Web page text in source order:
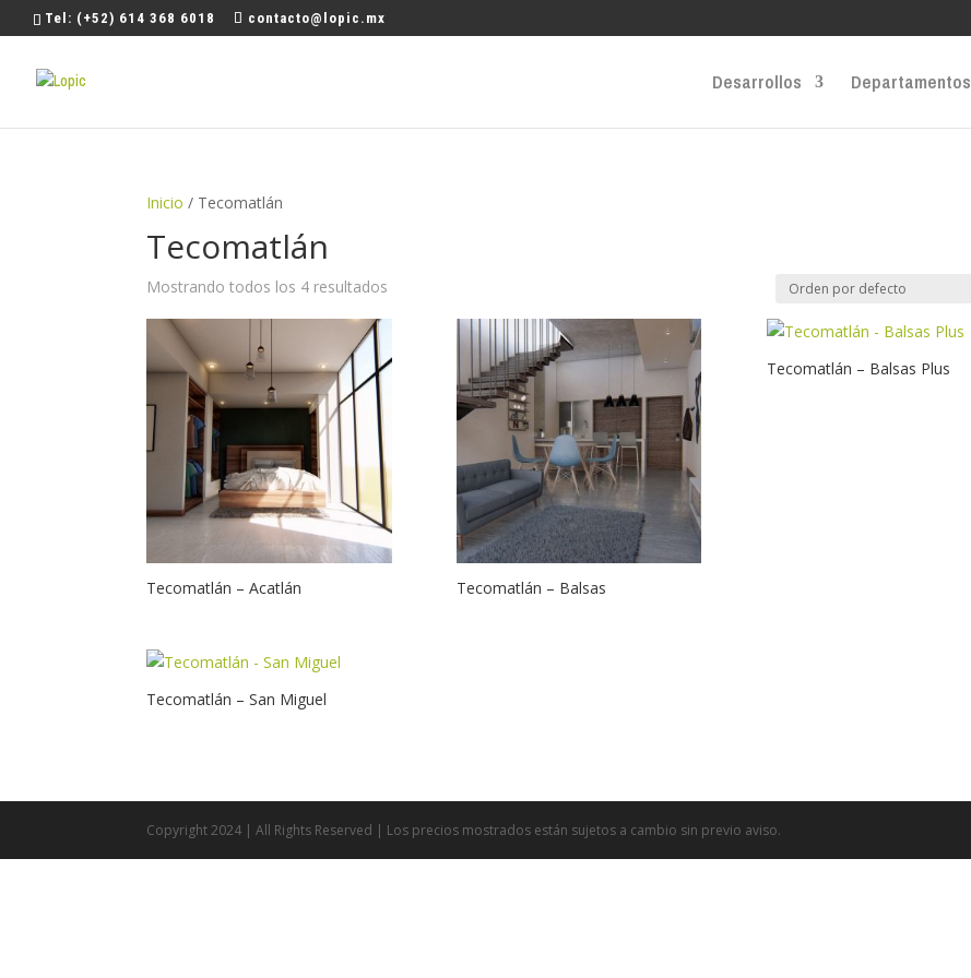
Tel: (+52) 614 368 6018 contacto@lopic.mx
Desarrollos Departamentos
Inicio / Tecomatlán
Tecomatlán
Mostrando todos los 4 resultados
Tecomatlán – Acatlán Tecomatlán – Balsas
Tecomatlán – Balsas Plus
Tecomatlán – San Miguel
Copyright 2024 | All Rights Reserved | Los precios mostrados están sujetos a cambio sin previo aviso.